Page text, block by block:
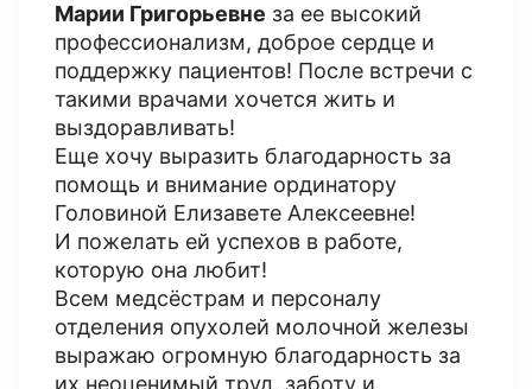
Марии Григорьевне за ее высокий
профессионализм, доброе сердце и
поддержку пациентов! После встречи с
такими врачами хочется жить и
выздоравливать!
Еще хочу выразить благодарность за
помощь и внимание ординатору
Головиной Елизавете Алексеевне!
И пожелать ей успехов в работе,
которую она любит!
Всем медсёстрам и персоналу
отделения опухолей молочной железы
выражаю огромную благодарность за
их неоценимый труд, заботу и